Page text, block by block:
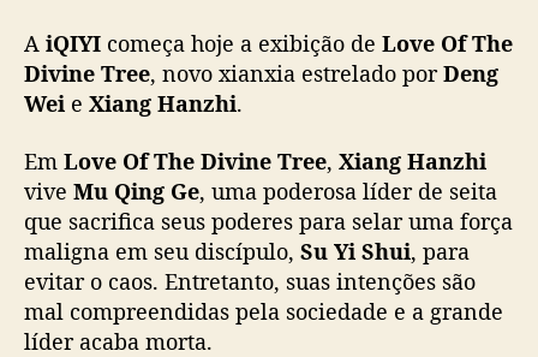
n
e
e
”
e
s
t
r
A iQIYI começa hoje a exibição de Love Of The
Divine Tree, novo xianxia estrelado porDeng
Wei e Xiang Hanzhi.
Em Love Of The Divine Tree, Xiang Hanzhi
vive Mu Qing Ge, uma poderosa líder de seita
que sacrifica seus poderes para selar uma força
maligna em seu discípulo, Su Yi Shui, para
evitar o caos. Entretanto, suas intenções são
mal compreendidas pela sociedade e a grande
líder acaba morta.